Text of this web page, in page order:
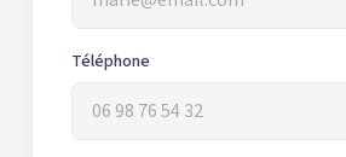
Téléphone